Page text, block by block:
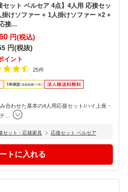
セット ベルセア 4点】4人用 応接セッ
掛けソファー + 1人掛けソファー ×2 +
接...
円(税込)
円(税抜)
イント
25件
合わせた基本の4人用応接セット/ハイ上座・
セット・応接家具 応接セット ベルセア